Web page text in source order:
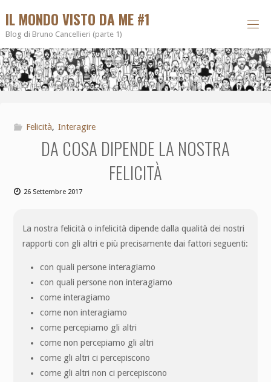
IL MONDO VISTO DA ME #1
Blog di Bruno Cancellieri (parte 1)
Felicità, Interagire
DA COSA DIPENDE LA NOSTRA
FELICITÀ
26 Settembre 2017
La nostra felicità o infelicità dipende dalla qualità dei nostri
rapporti con gli altri e più precisamente dai fattori seguenti:
con quali persone interagiamo
con quali persone non interagiamo
come interagiamo
come non interagiamo
come percepiamo gli altri
come non percepiamo gli altri
come gli altri ci percepiscono
come gli altri non ci percepiscono